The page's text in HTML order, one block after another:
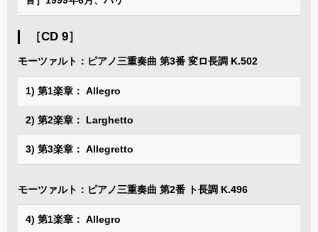
［CD 9］
モーツァルト：ピアノ三重奏曲 第3番 変ロ長調 K.502
1) 第1楽章： Allegro
2) 第2楽章： Larghetto
3) 第3楽章： Allegretto
モーツァルト：ピアノ三重奏曲 第2番 ト長調 K.496
4) 第1楽章： Allegro